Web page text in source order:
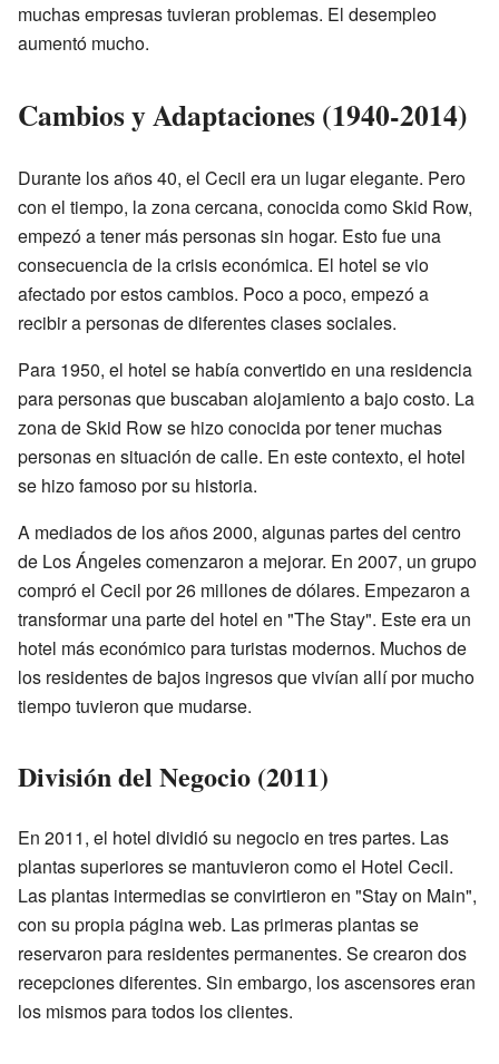
muchas empresas tuvieran problemas. El desempleo
aumentó mucho.
Cambios y Adaptaciones (1940-2014)
Durante los años 40, el Cecil era un lugar elegante. Pero
con el tiempo, la zona cercana, conocida como Skid Row,
empezó a tener más personas sin hogar. Esto fue una
consecuencia de la crisis económica. El hotel se vio
afectado por estos cambios. Poco a poco, empezó a
recibir a personas de diferentes clases sociales.
Para 1950, el hotel se había convertido en una residencia
para personas que buscaban alojamiento a bajo costo. La
zona de Skid Row se hizo conocida por tener muchas
personas en situación de calle. En este contexto, el hotel
se hizo famoso por su historia.
A mediados de los años 2000, algunas partes del centro
de Los Ángeles comenzaron a mejorar. En 2007, un grupo
compró el Cecil por 26 millones de dólares. Empezaron a
transformar una parte del hotel en "The Stay". Este era un
hotel más económico para turistas modernos. Muchos de
los residentes de bajos ingresos que vivían allí por mucho
tiempo tuvieron que mudarse.
División del Negocio (2011)
En 2011, el hotel dividió su negocio en tres partes. Las
plantas superiores se mantuvieron como el Hotel Cecil.
Las plantas intermedias se convirtieron en "Stay on Main",
con su propia página web. Las primeras plantas se
reservaron para residentes permanentes. Se crearon dos
recepciones diferentes. Sin embargo, los ascensores eran
los mismos para todos los clientes.